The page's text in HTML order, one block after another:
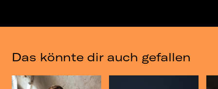
Das könnte dir auch gefallen